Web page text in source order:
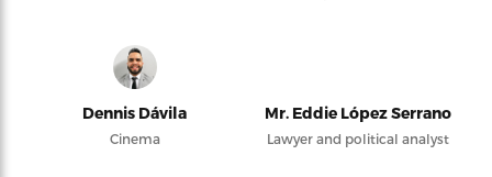
Dennis Dávila
Cinema
Mr. Eddie López Serrano
Lawyer and political analyst